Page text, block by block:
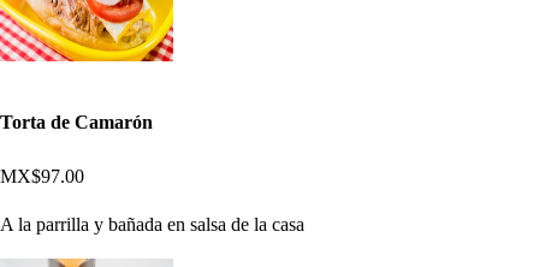
Torta de Camarón
MX$97.00
A la parrilla y bañada en salsa de la casa